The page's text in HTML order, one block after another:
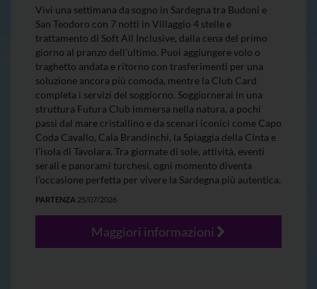
Vivi una settimana da sogno in Sardegna tra Budoni e
San Teodoro con 7 notti in Villaggio 4 stelle e
trattamento di Soft All Inclusive, dalla cena del primo
giorno al pranzo dell’ultimo. Puoi aggiungere volo o
traghetto andata e ritorno con trasferimenti per una
soluzione ancora più comoda, mentre la Club Card
completa i servizi del soggiorno. Soggiornerai in una
struttura Futura Club immersa nella natura, a pochi
passi dal mare cristallino e da scenari iconici come Capo
Coda Cavallo, Cala Brandinchi, la Spiaggia della Cinta e
l’isola di Tavolara. Tra giornate di sole, attività, eventi
serali e panorami turchesi, ogni momento diventa
l’occasione perfetta per vivere la Sardegna più autentica.
PARTENZA 25/07/2026
Maggiori informazioni